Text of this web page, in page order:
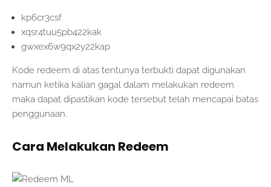
kp6cr3csf
xqsr4tuu5pb422kak
gwxex6w9qx2y22kap
Kode redeem di atas tentunya terbukti dapat digunakan
namun ketika kalian gagal dalam melakukan redeem
maka dapat dipastikan kode tersebut telah mencapai batas
penggunaan.
Cara Melakukan Redeem